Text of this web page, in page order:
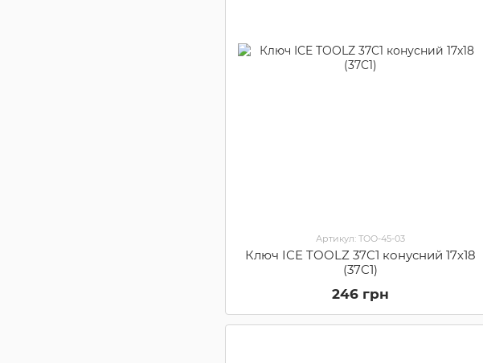
Артикул: TOO-45-03
Ключ ICE TOOLZ 37C1 конусний 17х18
(37C1)
246 грн